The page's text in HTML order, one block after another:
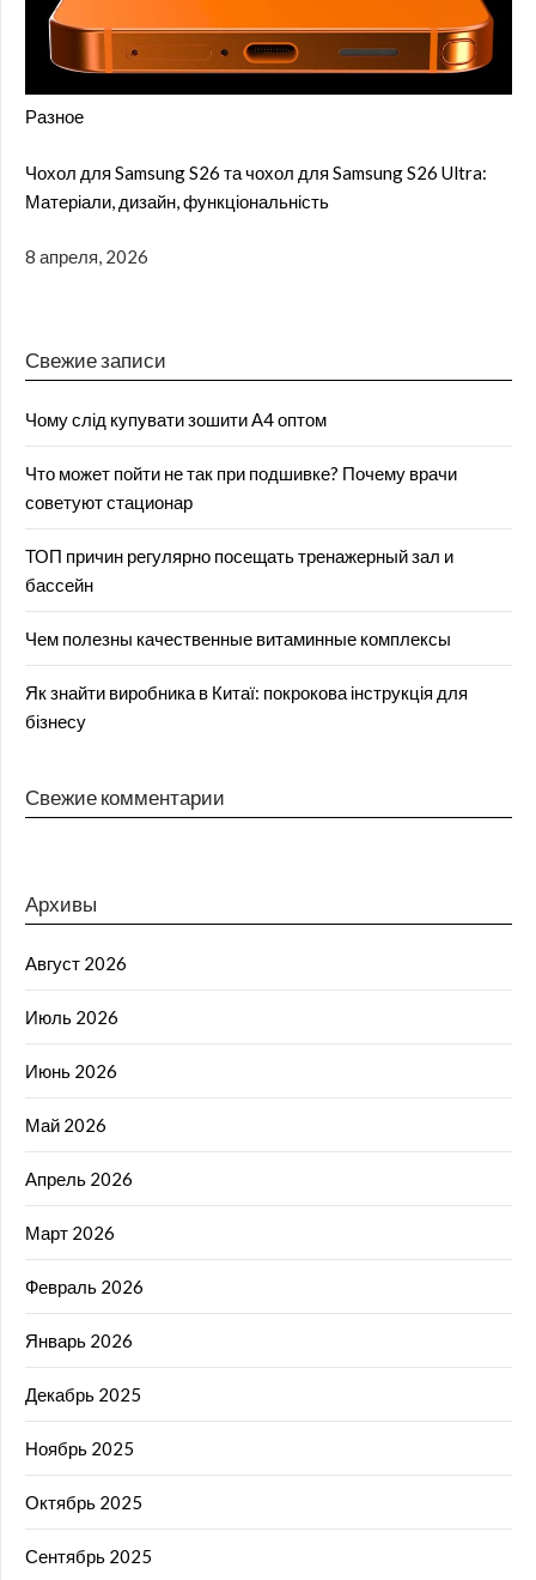
Разное
Чохол для Samsung S26 та чохол для Samsung S26 Ultra:
Матеріали, дизайн, функціональність
8 апреля, 2026
Свежие записи
Чому слід купувати зошити А4 оптом
Что может пойти не так при подшивке? Почему врачи
советуют стационар
ТОП причин регулярно посещать тренажерный зал и
бассейн
Чем полезны качественные витаминные комплексы
Як знайти виробника в Китаї: покрокова інструкція для
бізнесу
Свежие комментарии
Архивы
Август 2026
Июль 2026
Июнь 2026
Май 2026
Апрель 2026
Март 2026
Февраль 2026
Январь 2026
Декабрь 2025
Ноябрь 2025
Октябрь 2025
Сентябрь 2025